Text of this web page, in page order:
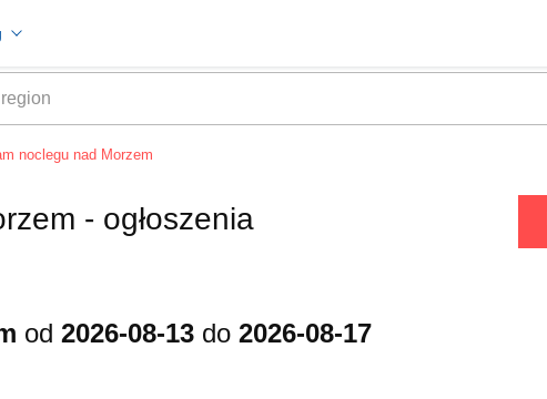
noclegu nad Morzem
- ogłoszenia
od 2026-08-13 do 2026-08-17